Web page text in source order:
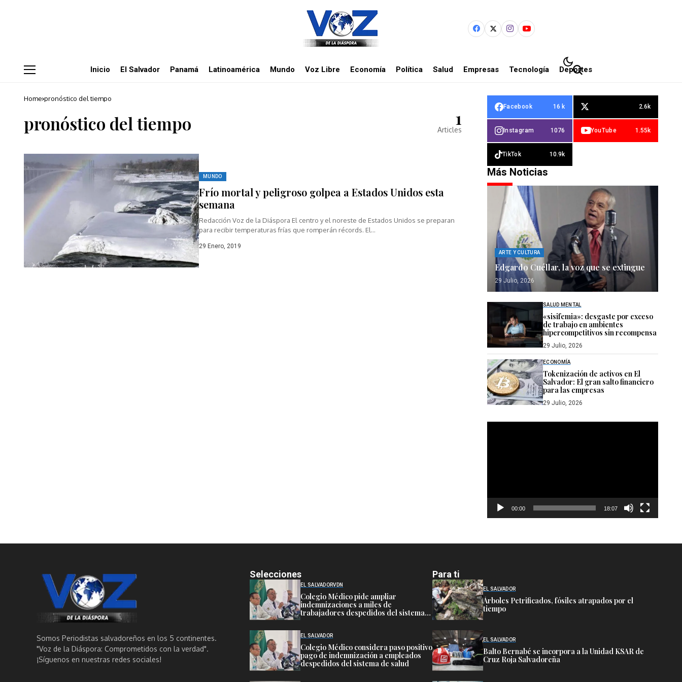
Inicio El Salvador Panamá Latinoamérica Mundo Voz Libre Economía Política Salud Empresas Tecnología Deportes
Home pronóstico del tiempo
pronóstico del tiempo 1
Articles
MUNDO
Frío mortal y peligroso golpea a Estados Unidos esta
semana
Redacción Voz de la Diáspora El centro y el noreste de Estados Unidos se preparan
para recibir temperaturas frías que romperán récords. El...
29 Enero, 2019
Facebook 16 k 2.6k
Instagram 1076 YouTube 1.55k
TikTok 10.9k
Más Noticias
ARTE Y CULTURA
Edgardo Cuéllar, la voz que se extingue
29 Julio, 2026
SALUD MENTAL
«sisifemia»: desgaste por exceso
de trabajo en ambientes
hipercompetitivos sin recompensa
29 Julio, 2026
ECONOMÍA
Tokenización de activos en El
Salvador: El gran salto financiero
para las empresas
29 Julio, 2026
00:00 18:07
Somos Periodistas salvadoreños en los 5 continentes.
"Voz de la Diáspora: Comprometidos con la verdad".
¡Síguenos en nuestras redes sociales!
Selecciones
EL SALVADORVDN
Colegio Médico pide ampliar
indemnizaciones a miles de
trabajadores despedidos del sistema
EL SALVADOR
Colegio Médico considera paso positivo
pago de indemnización a empleados
despedidos del sistema de salud
Para ti
EL SALVADOR
Árboles Petrificados, fósiles atrapados por el
tiempo
EL SALVADOR
Balto Bernabé se incorpora a la Unidad KSAR de
Cruz Roja Salvadoreña